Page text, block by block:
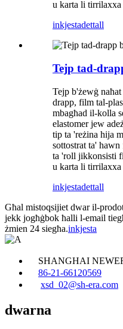
u karta li
inkjestadettall
Tejp tad-
Tejp b'żewġ
drapp, film tal-
mbagħad il-kolla
elastomer jew
tip ta 'reżina hija
sottostrat ta'
ta 'roll jikkonsisti
u karta li
inkjestadettall
Għal mistoqsijiet dwar il-
jekk jogħġbok ħalli l-email
żmien 24 siegħa.inkjesta
SHANGHAI
86-21-66120569
xsd_02@sh-era.com
dwarna